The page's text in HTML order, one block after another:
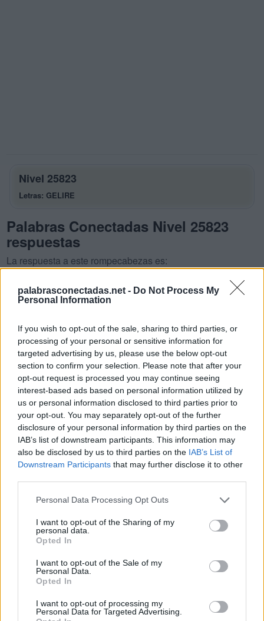
palabrasconectadas.net - Do Not Process My
Personal Information
If you wish to opt-out of the sale, sharing to third parties, or
processing of your personal or sensitive information for
targeted advertising by us, please use the below opt-out
section to confirm your selection. Please note that after your
opt-out request is processed you may continue seeing
interest-based ads based on personal information utilized by
us or personal information disclosed to third parties prior to
your opt-out. You may separately opt-out of the further
disclosure of your personal information by third parties on the
IAB’s list of downstream participants. This information may
also be disclosed by us to third parties on the IAB’s List of
Downstream Participants that may further disclose it to other
Personal Data Processing Opt Outs
I want to opt-out of the Sharing of my
personal data.
Opted In
I want to opt-out of the Sale of my
Personal Data.
Opted In
I want to opt-out of processing my
Personal Data for Targeted Advertising.
Nivel 25823
Letras: GELIRE
Palabras Conectadas Nivel 25823
respuestas
La respuesta a este rompecabezas es:
G
E
L
G
I R
E
L
E E
R
R
I E
L
R
I G
E
E
L I G
E
E
L E G I
R
Palabras extra:
L
E
E
E
L
E
R I G E
RESPUESTAS
Por favor seleccione los niveles: